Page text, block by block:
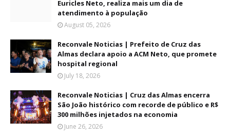
Euricles Neto, realiza mais um dia de
atendimento à população
August 05, 2026
Reconvale Noticias | Prefeito de Cruz das
Almas declara apoio a ACM Neto, que promete
hospital regional
July 18, 2026
Reconvale Noticias | Cruz das Almas encerra
São João histórico com recorde de público e R$
300 milhões injetados na economia
June 26, 2026